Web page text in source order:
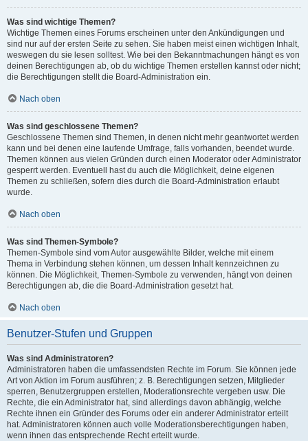
Was sind wichtige Themen?
Wichtige Themen eines Forums erscheinen unter den Ankündigungen und
sind nur auf der ersten Seite zu sehen. Sie haben meist einen wichtigen Inhalt,
weswegen du sie lesen solltest. Wie bei den Bekanntmachungen hängt es von
deinen Berechtigungen ab, ob du wichtige Themen erstellen kannst oder nicht;
die Berechtigungen stellt die Board-Administration ein.
Nach oben
Was sind geschlossene Themen?
Geschlossene Themen sind Themen, in denen nicht mehr geantwortet werden
kann und bei denen eine laufende Umfrage, falls vorhanden, beendet wurde.
Themen können aus vielen Gründen durch einen Moderator oder Administrator
gesperrt werden. Eventuell hast du auch die Möglichkeit, deine eigenen
Themen zu schließen, sofern dies durch die Board-Administration erlaubt
wurde.
Nach oben
Was sind Themen-Symbole?
Themen-Symbole sind vom Autor ausgewählte Bilder, welche mit einem
Thema in Verbindung stehen können, um dessen Inhalt kennzeichnen zu
können. Die Möglichkeit, Themen-Symbole zu verwenden, hängt von deinen
Berechtigungen ab, die die Board-Administration gesetzt hat.
Nach oben
Benutzer-Stufen und Gruppen
Was sind Administratoren?
Administratoren haben die umfassendsten Rechte im Forum. Sie können jede
Art von Aktion im Forum ausführen; z. B. Berechtigungen setzen, Mitglieder
sperren, Benutzergruppen erstellen, Moderationsrechte vergeben usw. Die
Rechte, die ein Administrator hat, sind allerdings davon abhängig, welche
Rechte ihnen ein Gründer des Forums oder ein anderer Administrator erteilt
hat. Administratoren können auch volle Moderationsberechtigungen haben,
wenn ihnen das entsprechende Recht erteilt wurde.